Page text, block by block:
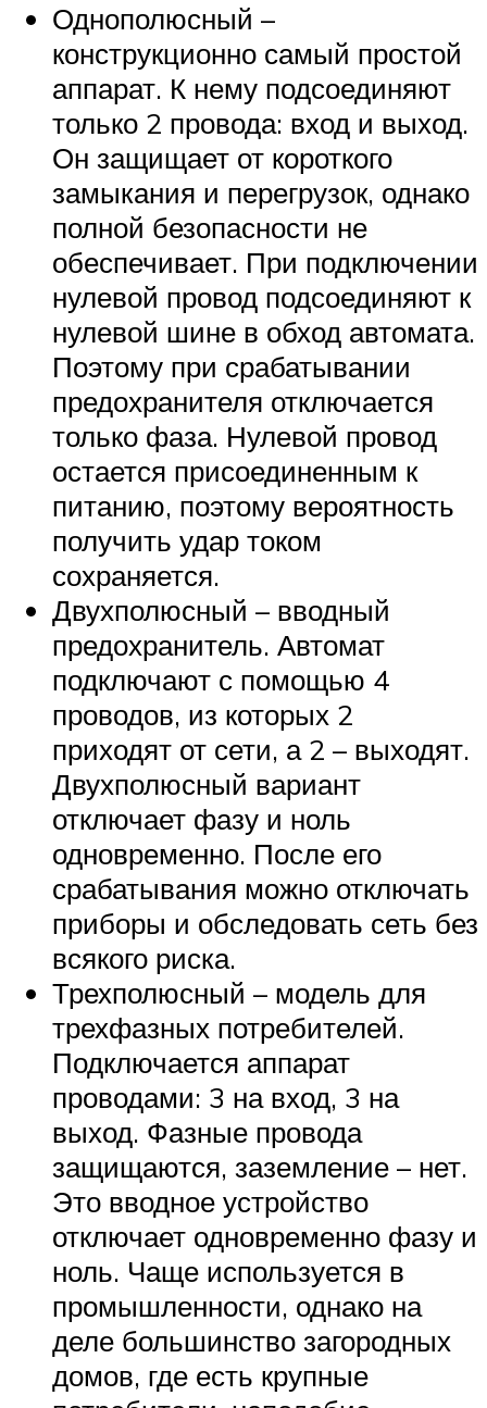
Однополюсный –
конструкционно самый простой
аппарат. К нему подсоединяют
только 2 провода: вход и выход.
Он защищает от короткого
замыкания и перегрузок, однако
полной безопасности не
обеспечивает. При подключении
нулевой провод подсоединяют к
нулевой шине в обход автомата.
Поэтому при срабатывании
предохранителя отключается
только фаза. Нулевой провод
остается присоединенным к
питанию, поэтому вероятность
получить удар током
сохраняется.
Двухполюсный – вводный
предохранитель. Автомат
подключают с помощью 4
проводов, из которых 2
приходят от сети, а 2 – выходят.
Двухполюсный вариант
отключает фазу и ноль
одновременно. После его
срабатывания можно отключать
приборы и обследовать сеть без
всякого риска.
Трехполюсный – модель для
трехфазных потребителей.
Подключается аппарат
проводами: 3 на вход, 3 на
выход. Фазные провода
защищаются, заземление – нет.
Это вводное устройство
отключает одновременно фазу и
ноль. Чаще используется в
промышленности, однако на
деле большинство загородных
домов, где есть крупные